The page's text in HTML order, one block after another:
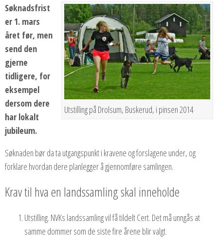
Utstilling på Drolsum, Buskerud, i pinsen 2014
Søknadsfrist
er 1. mars
året før, men
send den
gjerne
tidligere, for
eksempel
dersom dere
har lokalt
jubileum.
Søknaden bør da ta utgangspunkt i kravene og forslagene under, og
forklare hvordan dere planlegger å gjennomføre samlingen.
Krav til hva en landssamling skal inneholde
Utstilling. NVKs landssamling vil få tildelt Cert. Det må unngås at
samme dommer som de siste fire årene blir valgt.